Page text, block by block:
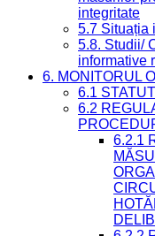
integritate
5.7 Situația
5.8. Studii/
informative
6. MONITORUL
6.1
6.2
6.2.1